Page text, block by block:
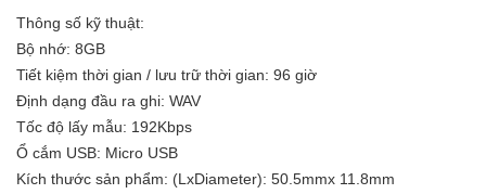
Thông số kỹ thuật:
Bộ nhớ: 8GB
Tiết kiệm thời gian / lưu trữ thời gian: 96 giờ
Định dạng đầu ra ghi: WAV
Tốc độ lấy mẫu: 192Kbps
Ổ cắm USB: Micro USB
Kích thước sản phẩm: (LxDiameter): 50.5mmx 11.8mm